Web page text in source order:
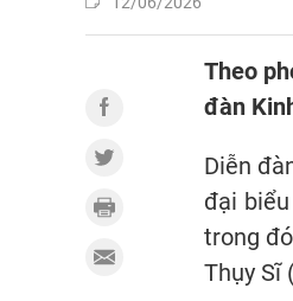
Theo
đàn
Diễn
đại
trong
Thụy Sĩ